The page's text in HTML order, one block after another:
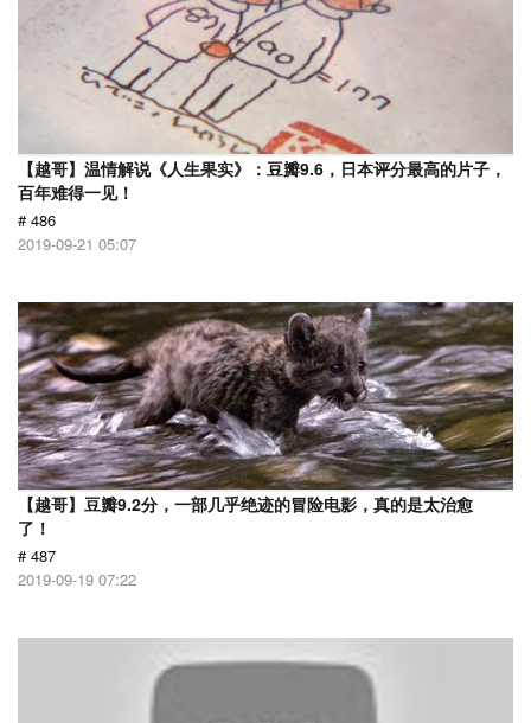
【越哥】温情解说《人生果实》：豆瓣9.6，日本评分最高的片子，
百年难得一见！
# 486
2019-09-21 05:07
【越哥】豆瓣9.2分，一部几乎绝迹的冒险电影，真的是太治愈
了！
# 487
2019-09-19 07:22